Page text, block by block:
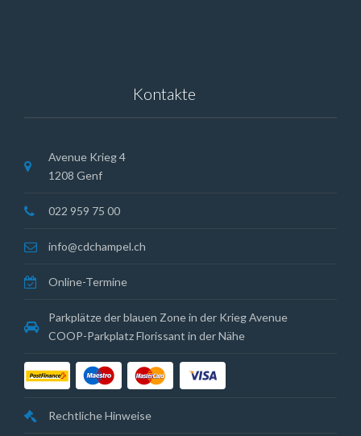
Kontakte
Avenue Krieg 4
1208 Genf
022 959 75 00
info@cdchampel.ch
Online-Termine
Parkplätze der blauen Zone in der Krieg Avenue
COOP-Parkplatz Florissant in der Nähe
Rechtliche Hinweise